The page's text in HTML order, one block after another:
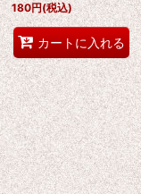
180円(税込)
カートに入れる